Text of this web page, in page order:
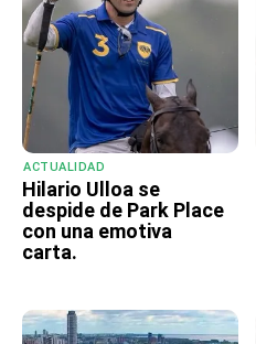
ACTUALIDAD
Hilario Ulloa se
despide de Park Place
con una emotiva
carta.